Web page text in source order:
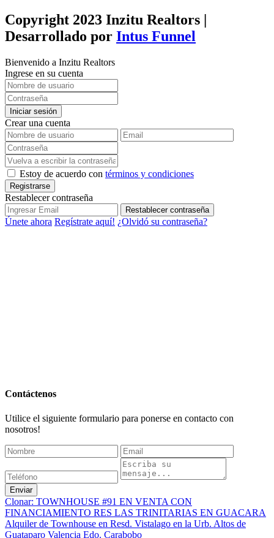
Copyright 2023 Inzitu Realtors |
Desarrollado por Intus Funnel
Bienvenido a Inzitu Realtors
Ingrese en su cuenta
Iniciar sesión
Crear una cuenta
Estoy de acuerdo con términos y condiciones
Registrarse
Restablecer contraseña
Restablecer contraseña
Únete ahora Regístrate aquí! ¿Olvidó su contraseña?
Contáctenos
Utilice el siguiente formulario para ponerse en contacto con
nosotros!
Enviar
Clonar: TOWNHOUSE #91 EN VENTA CON
FINANCIAMIENTO RES LAS TRINITARIAS EN GUACARA
Alquiler de Townhouse en Resd. Vistalago en la Urb. Altos de
Guataparo Valencia Edo. Carabobo